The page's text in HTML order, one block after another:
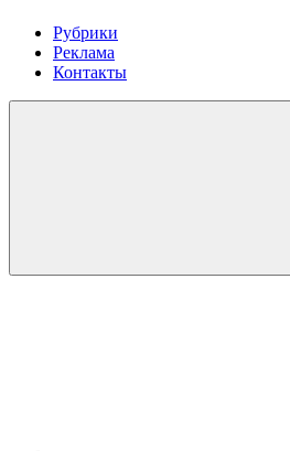
Рубрики
Реклама
Контакты